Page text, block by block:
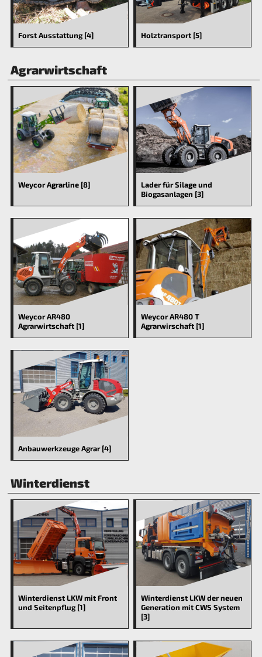
Forst Ausstattung [4] Holztransport [5]
Agrarwirtschaft
Weycor Agrarline [8]
Lader für Silage und
Biogasanlagen [3]
Weycor AR480
Agrarwirtschaft [1]
Weycor AR480 T
Agrarwirschaft [1]
Anbauwerkzeuge Agrar [4]
Winterdienst
Winterdienst LKW mit Front
und Seitenpflug [1]
Winterdienst LKW der neuen
Generation mit CWS System
[3]